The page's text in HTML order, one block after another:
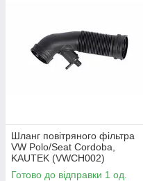
Шланг повітряного фільтра
VW Polo/Seat Cordoba,
KAUTEK (VWCH002)
Готово до відправки 1 од.